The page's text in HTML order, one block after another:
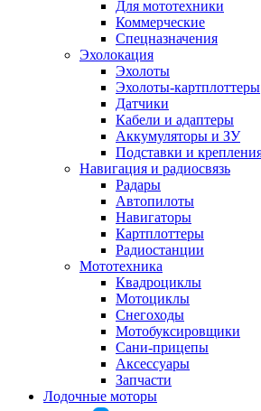
Для мототехники
Коммерческие
Спецназначения
Эхолокация
Эхолоты
Эхолоты-картплоттеры
Датчики
Кабели и адаптеры
Аккумуляторы и ЗУ
Подставки и
Навигация и радиосвязь
Радары
Автопилоты
Навигаторы
Картплоттеры
Радиостанции
Мототехника
Квадроциклы
Мотоциклы
Снегоходы
Мотобуксировщики
Сани-прицепы
Аксессуары
Запчасти
Лодочные моторы